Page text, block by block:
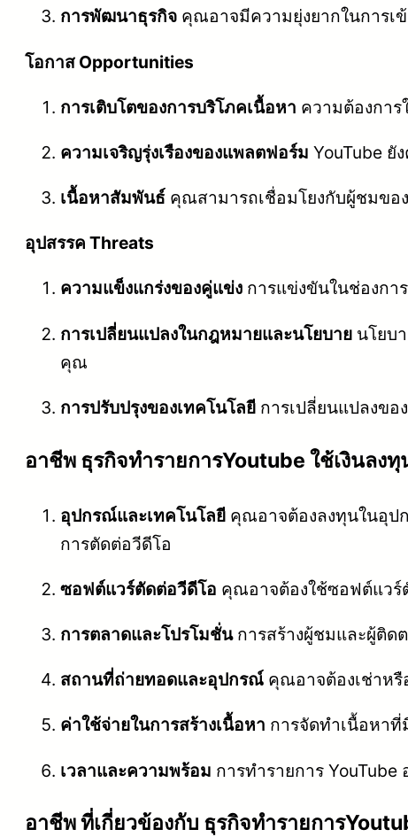
การพัฒนาธุรกิจ คุณอาจมีความยุ่งยากในการเ
โอกาส Opportunities
การเติบโตของการบริโภคเนื้อหา ความต้องการ
ความเจริญรุ่งเรืองของแพลตฟอร์ม YouTube ยั
เนื้อหาสัมพันธ์ คุณสามารถเชื่อมโยงกับผู้ชมขอ
อุปสรรค Threats
ความแข็งแกร่งของคู่แข่ง การแข่งขันในช่องกา
การเปลี่ยนแปลงในกฎหมายและนโยบาย นโยบ
คุณ
การปรับปรุงของเทคโนโลยี การเปลี่ยนแปลงขอ
อาชีพ ธุรกิจทำรายการYoutube ใช้เงินลงทุ
อุปกรณ์และเทคโนโลยี คุณอาจต้องลงทุนในอุป
การตัดต่อวีดีโอ
ซอฟต์แวร์ตัดต่อวีดีโอ คุณอาจต้องใช้ซอฟต์แวร์
การตลาดและโปรโมชั่นการสร้างผู้ชมและผู้ติด
สถานที่ถ่ายทอดและอุปกรณ์ คุณอาจต้องเช่าห
ค่าใช้จ่ายในการสร้างเนื้อหา การจัดทำเนื้อหา
เวลาและความพร้อม การทำรายการ
อาชีพ ที่เกี่ยวข้องกับ ธุรกิจทำรายการ